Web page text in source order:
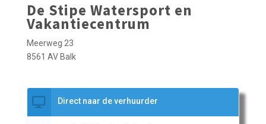
De Stipe Watersport en
Vakantiecentrum
Meerweg 23
8561 AV Balk
Direct naar de verhuurder